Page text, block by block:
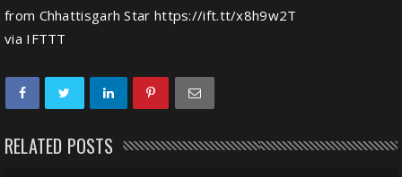
from Chhattisgarh Star https://ift.tt/x8h9w2T
via IFTTT
RELATED POSTS